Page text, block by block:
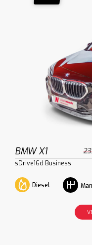
BMW X1
sDrive16d Business
Diesel